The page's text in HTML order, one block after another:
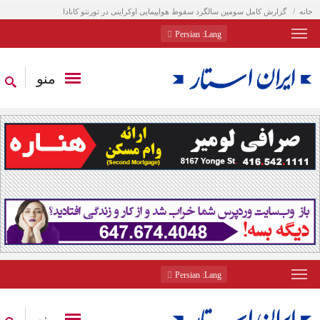
خانه گزارش کامل سومین سالگرد سقوط هواپیمایی اوکراینی در تورنتو کانادا
Lang
: Persian
منو
Lang
: Persian